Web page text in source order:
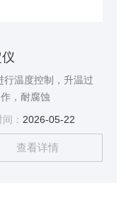
行温度控制，升温过
，耐腐蚀
： 2026-05-22
查看详情